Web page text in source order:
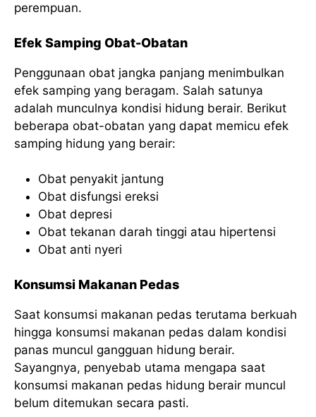
perempuan.
Efek Samping Obat-Obatan
Penggunaan obat jangka panjang menimbulkan
efek samping yang beragam. Salah satunya
adalah munculnya kondisi hidung berair. Berikut
beberapa obat-obatan yang dapat memicu efek
samping hidung yang berair:
Obat penyakit jantung
Obat disfungsi ereksi
Obat depresi
Obat tekanan darah tinggi atau hipertensi
Obat anti nyeri
Konsumsi Makanan Pedas
Saat konsumsi makanan pedas terutama berkuah
hingga konsumsi makanan pedas dalam kondisi
panas muncul gangguan hidung berair.
Sayangnya, penyebab utama mengapa saat
konsumsi makanan pedas hidung berair muncul
belum ditemukan secara pasti.